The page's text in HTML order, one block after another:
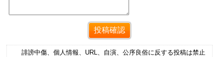
誹謗中傷、個人情報、URL、自演、公序良俗に反する投稿は禁止